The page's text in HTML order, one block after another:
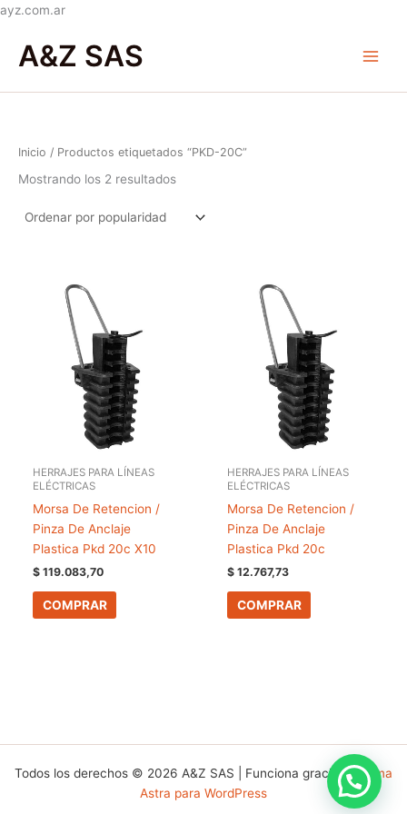
ayz.com.arIr
contenido
A&Z SAS
Menu
Inicio / Productos etiquetados “PKD-20C”
Mostrando los 2 resultados
HERRAJES PARA LÍNEAS
ELÉCTRICAS
Morsa De Retencion /
Pinza De Anclaje
Plastica Pkd 20c X10
$ 119.083,70
COMPRAR
HERRAJES PARA LÍNEAS
ELÉCTRICAS
Morsa De Retencion /
Pinza De Anclaje
Plastica Pkd 20c
$ 12.767,73
COMPRAR
Todos los derechos © 2026 A&Z SAS | Funciona gracias aTema
Astra para WordPress